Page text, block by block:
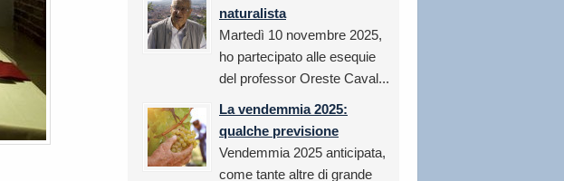
naturalista
Martedì 10 novembre 2025,
ho partecipato alle esequie
del professor Oreste Caval...
La vendemmia 2025:
qualche previsione
Vendemmia 2025 anticipata,
come tante altre di grande